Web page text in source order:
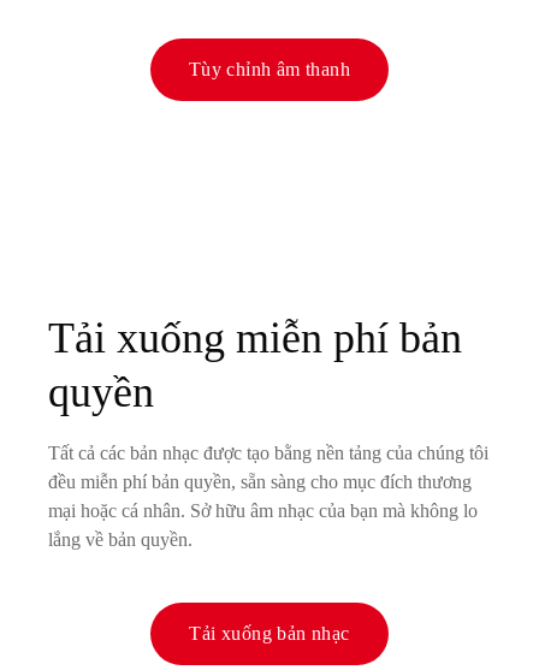
Tùy chỉnh âm thanh
Tải xuống miễn phí bản
quyền
Tất cả các bản nhạc được tạo bằng nền tảng của chúng tôi
đều miễn phí bản quyền, sẵn sàng cho mục đích thương
mại hoặc cá nhân. Sở hữu âm nhạc của bạn mà không lo
lắng về bản quyền.
Tải xuống bản nhạc